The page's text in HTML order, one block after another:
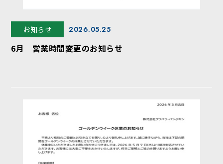
お知らせ 2026.05.25
6月 営業時間変更のお知らせ